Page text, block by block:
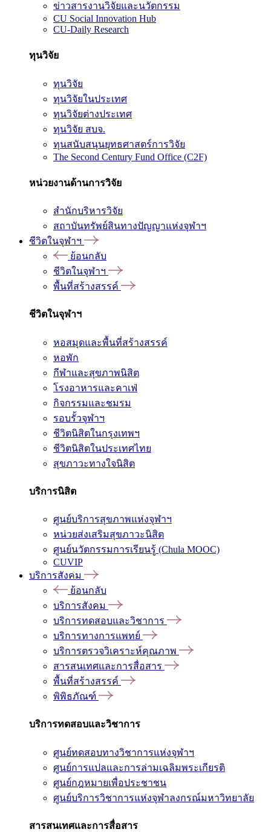
ข่าวสารงานวิจัยและนวัตกรรม
CU Social Innovation Hub
CU-Daily Research
ทุนวิจัย
ทุนวิจัย
ทุนวิจัยในประเทศ
ทุนวิจัยต่างประเทศ
ทุนวิจัย สบจ.
ทุนสนับสนุนยุทธศาสตร์การวิจัย
The Second Century Fund Office (C2F)
หน่วยงานด้านการวิจัย
สำนักบริหารวิจัย
สถาบันทรัพย์สินทางปัญญาแห่งจุฬาฯ
ชีวิตในจุฬาฯ
ย้อนกลับ
ชีวิตในจุฬาฯ
พื้นที่สร้างสรรค์
ชีวิตในจุฬาฯ
หอสมุดและพื้นที่สร้างสรรค์
หอพัก
กีฬาและสุขภาพนิสิต
โรงอาหารและคาเฟ่
กิจกรรมและชมรม
รอบรั้วจุฬาฯ
ชีวิตนิสิตในกรุงเทพฯ
ชีวิตนิสิตในประเทศไทย
สุขภาวะทางใจนิสิต
บริการนิสิต
ศูนย์บริการสุขภาพแห่งจุฬาฯ
หน่วยส่งเสริมสุขภาวะนิสิต
ศูนย์นวัตกรรมการเรียนรู้ (Chula MOOC)
CUVIP
บริการสังคม
ย้อนกลับ
บริการสังคม
บริการทดสอบและวิชาการ
บริการทางการแพทย์
บริการตรวจวิเคราะห์คุณภาพ
สารสนเทศและการสื่อสาร
พื้นที่สร้างสรรค์
พิพิธภัณฑ์
บริการทดสอบและวิชาการ
ศูนย์ทดสอบทางวิชาการแห่งจุฬาฯ
ศูนย์การแปลและการล่ามเฉลิมพระเกียรติ
ศูนย์กฎหมายเพื่อประชาชน
ศูนย์บริการวิชาการแห่งจุฬาลงกรณ์มหาวิทยาลัย
สารสนเทศและการสื่อสาร